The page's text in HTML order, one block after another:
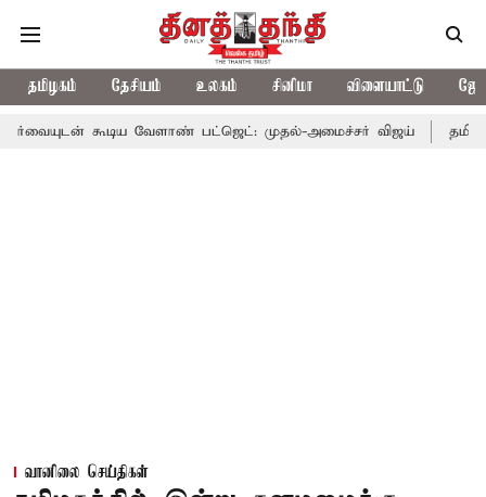
தமிழகம் தேசியம் உலகம் சினிமா விளையாட்டு
வேளாண் பட்ஜெட்: முதல்-அமைச்சர் விஜய் தமிழக
வானிலை செய்திகள்